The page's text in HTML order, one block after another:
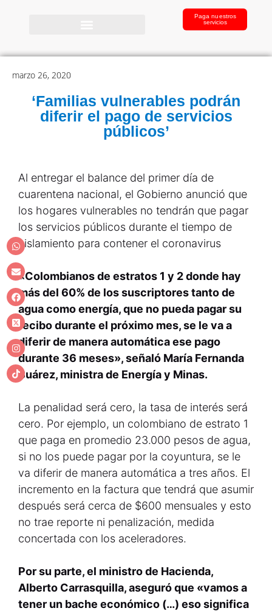
Paga nuestros
servicios
marzo 26, 2020
‘Familias vulnerables podrán
diferir el pago de servicios
públicos’
Al entregar el balance del primer día de
cuarentena nacional, el Gobierno anunció que
los hogares vulnerables no tendrán que pagar
los servicios públicos durante el tiempo de
aislamiento para contener el coronavirus
«Colombianos de estratos 1 y 2 donde hay
más del 60% de los suscriptores tanto de
agua como energía, que no pueda pagar su
recibo durante el próximo mes, se le va a
diferir de manera automática ese pago
durante 36 meses», señaló María Fernanda
Suárez, ministra de Energía y Minas.
La penalidad será cero, la tasa de interés será
cero. Por ejemplo, un colombiano de estrato 1
que paga en promedio 23.000 pesos de agua,
si no los puede pagar por la coyuntura, se le
va diferir de manera automática a tres años. El
incremento en la factura que tendrá que asumir
después será cerca de $600 mensuales y esto
no trae reporte ni penalización, medida
concertada con los aceleradores.
Por su parte, el ministro de Hacienda,
Alberto Carrasquilla, aseguró que «vamos a
tener un bache económico (…) eso significa